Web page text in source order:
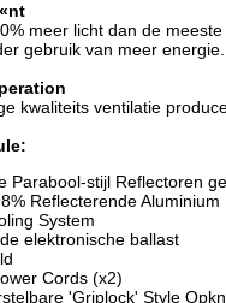
spatscherm om buizen en
elektronische ballasten
module gebruiken in 4 -
24W, 39W, 54W of 80W.
de 6-brander, is er een 2/
mm
meer licht dan de
gebruik van meer energie.
kwaliteits ventilatie
Parabool-stijl Reflectoren
Reflecterende Aluminium
System
elektronische ballast
Cords (x2)
'Griplock' Style